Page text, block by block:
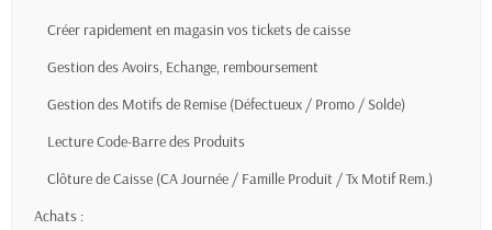
Créer rapidement en magasin vos tickets de caisse
Gestion des Avoirs, Echange, remboursement
Gestion des Motifs de Remise (Défectueux / Promo / Solde)
Lecture Code-Barre des Produits
Clôture de Caisse (CA Journée / Famille Produit / Tx Motif Rem.)
Achats :